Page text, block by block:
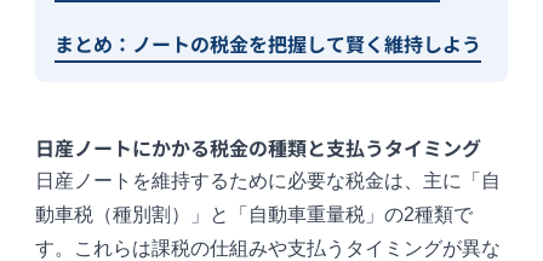
まとめ：ノートの税金を把握して賢く維持しよう
日産ノートにかかる税金の種類と支払うタイミング
日産ノートを維持するために必要な税金は、主に「自
動車税（種別割）」と「自動車重量税」の2種類で
す。これらは課税の仕組みや支払うタイミングが異な